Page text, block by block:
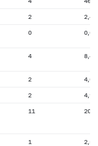
2 2,4
0 0,0
4 8,4
2 4,0
2 4,9
11 20,6
1 2,5